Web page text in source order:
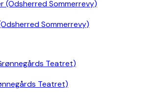
Sommerrevy)
Teatret)